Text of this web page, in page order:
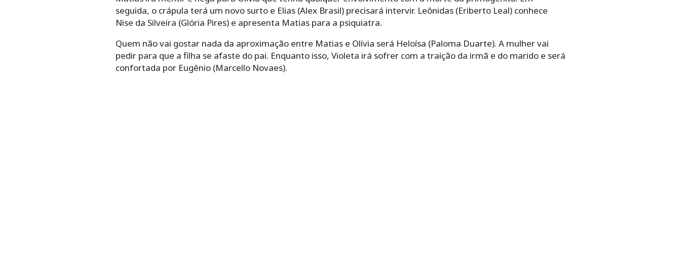
seguida, o crápula terá um novo surto e Elias (Alex Brasil) precisará intervir. Leônidas (Eriberto Leal) conhece
Nise da Silveira (Glória Pires) e apresenta Matias para a psiquiatra.
Quem não vai gostar nada da aproximação entre Matias e Olívia será Heloísa (Paloma Duarte). A mulher vai
pedir para que a filha se afaste do pai. Enquanto isso, Violeta irá sofrer com a traição da irmã e do marido e será
confortada por Eugênio (Marcello Novaes).